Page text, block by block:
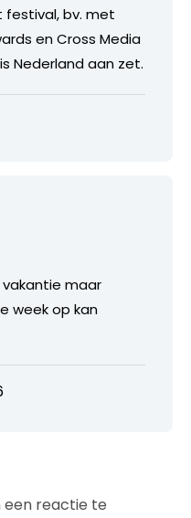
bv. met
en Cross Media
Nederland aan zet.
maar
week op kan
een reactie te